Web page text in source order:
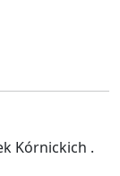
Kórnickich .